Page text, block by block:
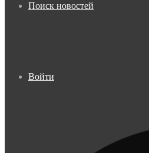
Поиск новостей
Войти